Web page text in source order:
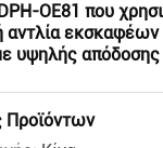
OE81 που
αντλία
υψηλής απόδοσης
Προϊόντων